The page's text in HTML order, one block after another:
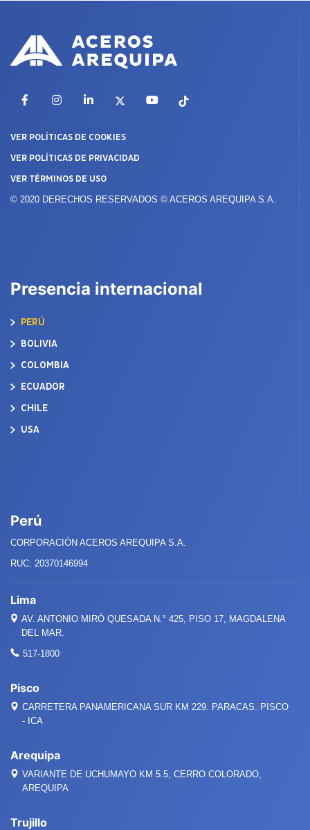
FacebookInstagramLinkedIn YouTubeTikTok
VER POLÍTICAS DE COOKIES
VER POLÍTICAS DE PRIVACIDAD
VER TÉRMINOS DE USO
© 2020 DERECHOS RESERVADOS © ACEROS AREQUIPA S.A.
Presencia internacional
PERÚ
BOLIVIA
COLOMBIA
ECUADOR
CHILE
USA
Perú
CORPORACIÓN ACEROS AREQUIPA S.A.
RUC: 20370146994
Lima
AV. ANTONIO MIRÓ QUESADA N.° 425, PISO 17, MAGDALENA
DEL MAR.
517-1800
Pisco
CARRETERA PANAMERICANA SUR KM 229. PARACAS. PISCO
- ICA
Arequipa
VARIANTE DE UCHUMAYO KM 5.5, CERRO COLORADO,
AREQUIPA
Trujillo